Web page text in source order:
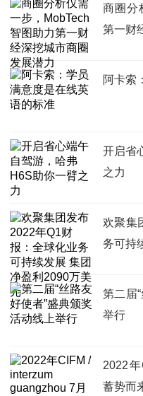
商圈分
第一财
阿卡索
开启省
之力
欢聚集
务可持
第二届
举行
2022
蓄势而